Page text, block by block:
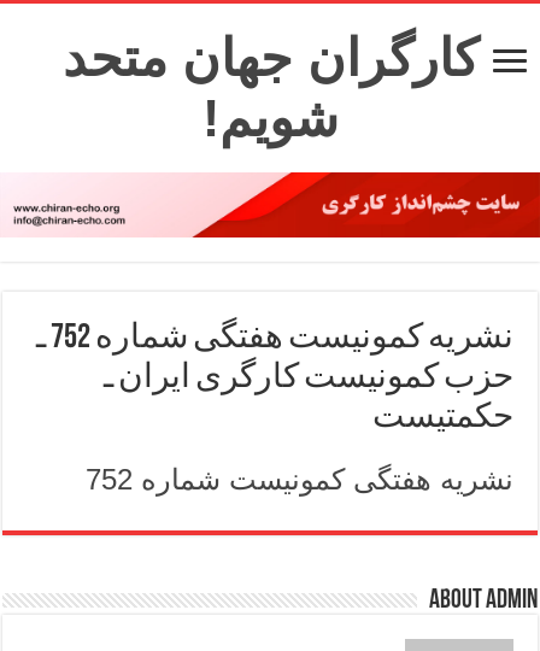
کارگران جهان متحد
شویم!
نشریه کمونیست هفتگی شماره 752 ـ
حزب کمونیست کارگری ایران ـ
حکمتیست
نشریه هفتگی کمونیست شماره 752
About admin